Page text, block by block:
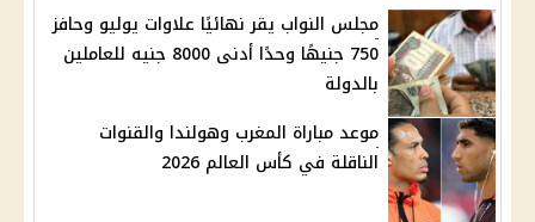
مجلس النواب يقر نهائيًا علاوات يوليو وحافز
750 جنيهًا وحدًا أدنى 8000 جنيه للعاملين
بالدولة
موعد مباراة المغرب وهولندا والقنوات
الناقلة في كأس العالم 2026